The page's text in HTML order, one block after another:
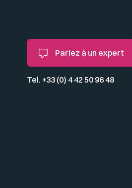
Parlez à un expert
Tel. +33 (0) 4 42 50 96 48